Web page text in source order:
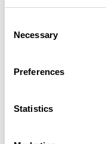
Selection
Necessary
Preferences
Statistics
Kattava